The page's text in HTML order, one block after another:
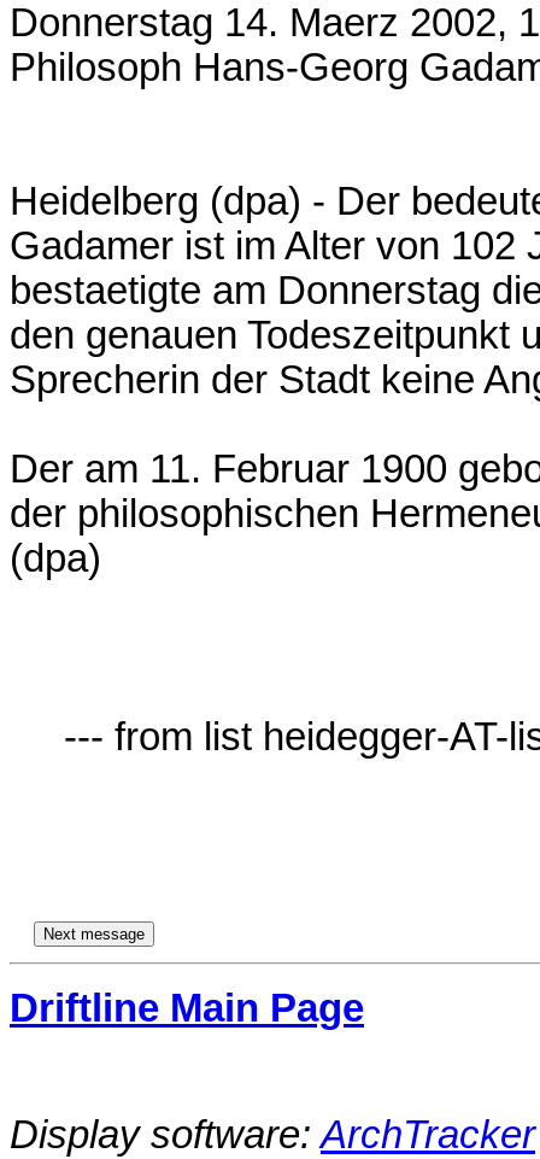
Donnerstag 14. Maerz 2002,
Philosoph Hans-Georg
Heidelberg (dpa) - Der
Gadamer ist im Alter von 102
bestaetigte am Donnerstag
den genauen Todeszeitpunkt
Sprecherin der Stadt keine
Der am 11. Februar 1900
der philosophischen
(dpa)
Driftline Main Page
Display software:ArchTracker